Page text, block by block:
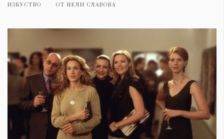
ИЗКУСТВО ОТ НЕЛИ СЛАВОВА